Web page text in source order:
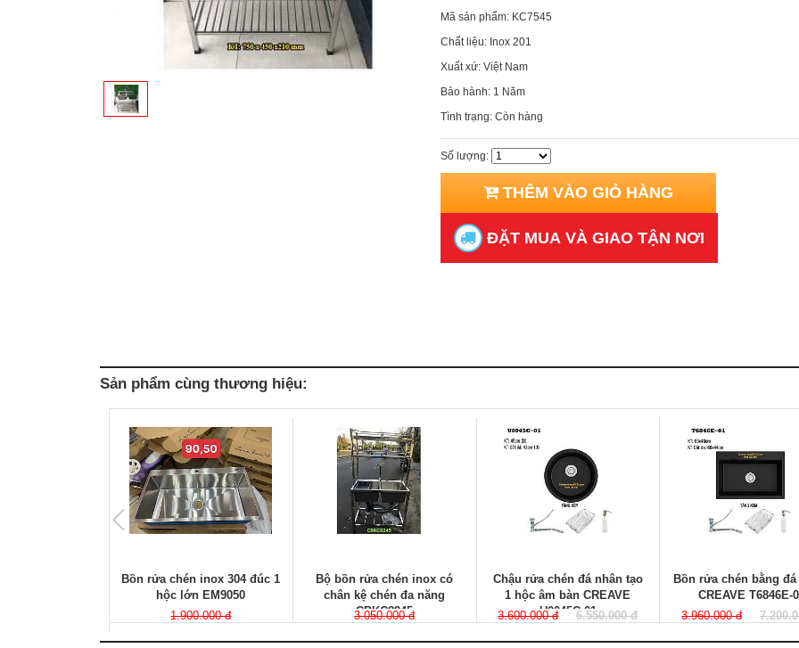
Mã sản phẩm: KC7545
Chất liệu: Inox 201
Xuất xứ: Việt Nam
Bảo hành: 1 Năm
Tình trạng: Còn hàng
Số lượng:
THÊM VÀO GIỎ HÀNG
ĐẶT MUA VÀ GIAO TẬN NƠI
Sản phẩm cùng thương hiệu:
Bồn rửa chén inox 304 đúc 1
hộc lớn EM9050
1.900.000 đ
Bộ bồn rửa chén inox có
chân kệ chén đa năng
CBKC8245
3.050.000 đ
Chậu rửa chén đá nhân tạo
1 hộc âm bàn CREAVE
U0045C-01
3.600.000 đ 6.550.000 đ
Bồn rửa chén bằng đá
CREAVE T6846E-
3.960.000 đ